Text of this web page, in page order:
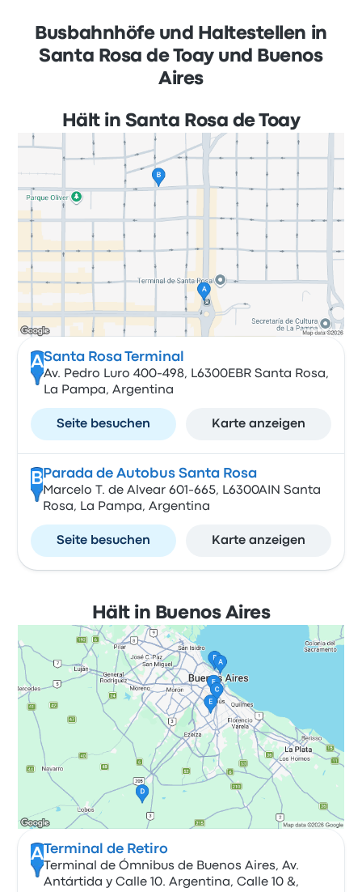
Busbahnhöfe und Haltestellen in
Santa Rosa de Toay und Buenos
Aires
Hält in Santa Rosa de Toay
ASanta Rosa Terminal
Av. Pedro Luro 400-498, L6300EBR Santa Rosa,
La Pampa, Argentina
Seite besuchen Karte anzeigen
B Parada de Autobus Santa Rosa
Marcelo T. de Alvear 601-665, L6300AIN Santa
Rosa, La Pampa, Argentina
Seite besuchen Karte anzeigen
Hält in Buenos Aires
A Terminal de Retiro
Terminal de Ómnibus de Buenos Aires, Av.
Antártida y Calle 10. Argentina, Calle 10 &,